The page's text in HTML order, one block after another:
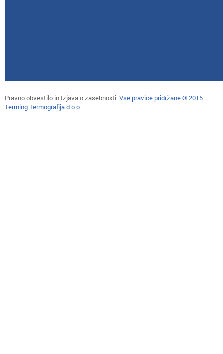
Pravno obvestilo in Izjava o zasebnosti.Vse pravice pridržane © 2015.
Terming Termografija d.o.o.